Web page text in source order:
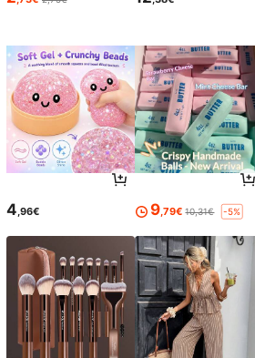
4 ,96€ 9 ,79€ 10,31€ -5%